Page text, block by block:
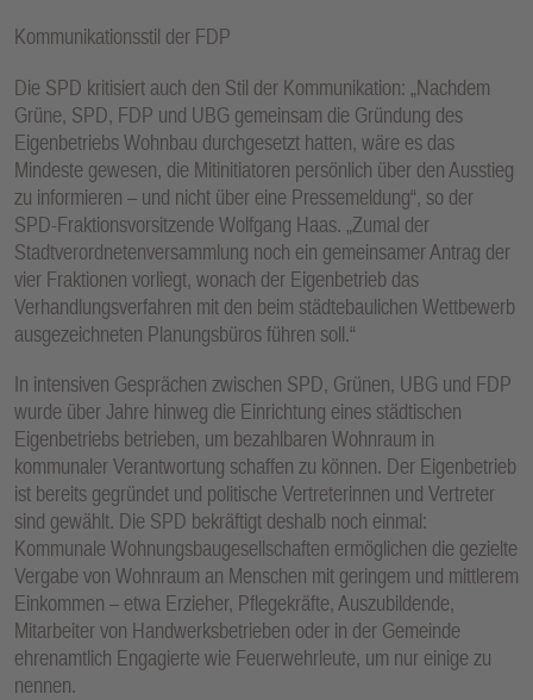
Kommunikationsstil der FDP
Die SPD kritisiert auch den Stil der Kommunikation: „Nachdem
Grüne, SPD, FDP und UBG gemeinsam die Gründung des
Eigenbetriebs Wohnbau durchgesetzt hatten, wäre es das
Mindeste gewesen, die Mitinitiatoren persönlich über den Ausstieg
zu informieren – und nicht über eine Pressemeldung“, so der
SPD-Fraktionsvorsitzende Wolfgang Haas. „Zumal der
Stadtverordnetenversammlung noch ein gemeinsamer Antrag der
vier Fraktionen vorliegt, wonach der Eigenbetrieb das
Verhandlungsverfahren mit den beim städtebaulichen Wettbewerb
ausgezeichneten Planungsbüros führen soll.“
In intensiven Gesprächen zwischen SPD, Grünen, UBG und FDP
wurde über Jahre hinweg die Einrichtung eines städtischen
Eigenbetriebs betrieben, um bezahlbaren Wohnraum in
kommunaler Verantwortung schaffen zu können. Der Eigenbetrieb
ist bereits gegründet und politische Vertreterinnen und Vertreter
sind gewählt. Die SPD bekräftigt deshalb noch einmal:
Kommunale Wohnungsbaugesellschaften ermöglichen die gezielte
Vergabe von Wohnraum an Menschen mit geringem und mittlerem
Einkommen – etwa Erzieher, Pflegekräfte, Auszubildende,
Mitarbeiter von Handwerksbetrieben oder in der Gemeinde
ehrenamtlich Engagierte wie Feuerwehrleute, um nur einige zu
nennen.